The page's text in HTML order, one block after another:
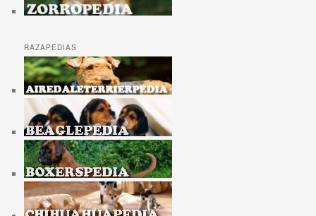
RAZAPEDIAS